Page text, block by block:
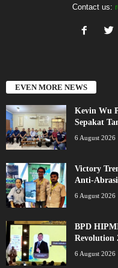
Contact us:
EVEN MORE NEWS
Kevin Wu
Sepakat
6 August 2026
Victory
Anti-
6 August 2026
BPD
Revolution
6 August 2026